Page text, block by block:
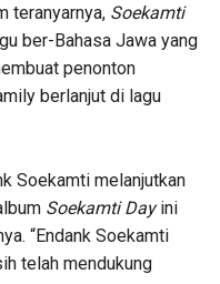
teranyarnya, Soekamti
ber-Bahasa Jawa yang
penonton
berlanjut di lagu
Soekamti melanjutkan
Soekamti Dayini
“Endank Soekamti
telah mendukung